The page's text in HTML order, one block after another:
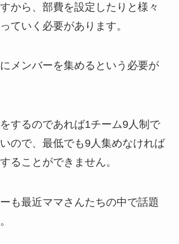
から、部費を設定したりと様々
ていく必要があります。
メンバーを集めるという必要が
するのであれば1チーム9人制で
ので、最低でも9人集めなければ
ることができません。
も最近ママさんたちの中で話題